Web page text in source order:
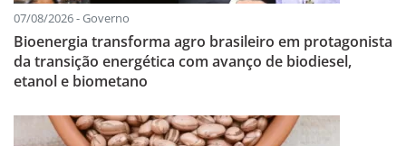
07/08/2026 - Governo
Bioenergia transforma agro brasileiro em protagonista
da transição energética com avanço de biodiesel,
etanol e biometano